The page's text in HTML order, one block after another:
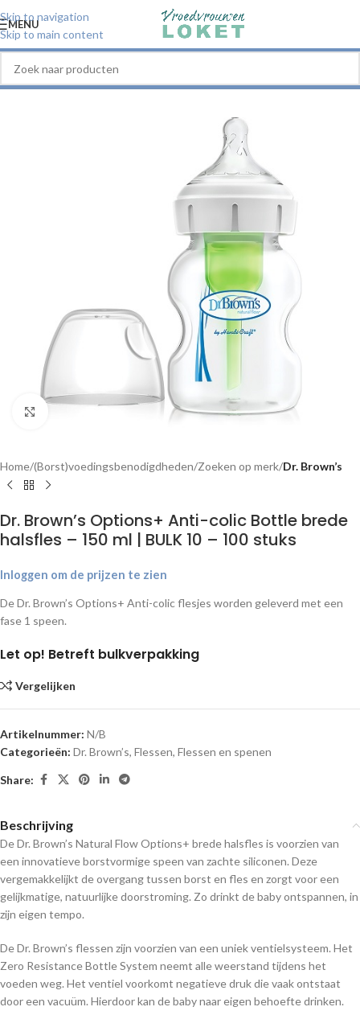
Skip to navigation
Skip to main content
MENU
Home (Borst)voedingsbenodigdheden Zoeken op merk Dr. Brown’s
Dr. Brown’s Options+ Anti-colic Bottle brede
halsfles – 150 ml | BULK 10 – 100 stuks
Inloggen om de prijzen te zien
De Dr. Brown’s Options+ Anti-colic flesjes worden geleverd met een
fase 1 speen.
Let op! Betreft bulkverpakking
Vergelijken
Artikelnummer: N/B
Categorieën: Dr. Brown’s, Flessen, Flessen en spenen
Share:
Beschrijving
De Dr. Brown’s Natural Flow Options+ brede halsfles is voorzien van
een innovatieve borstvormige speen van zachte siliconen. Deze
vergemakkelijkt de overgang tussen borst en fles en zorgt voor een
gelijkmatige, natuurlijke doorstroming. Zo drinkt de baby ontspannen, in
zijn eigen tempo.
De Dr. Brown’s flessen zijn voorzien van een uniek ventielsysteem. Het
Zero Resistance Bottle System neemt alle weerstand tijdens het
voeden weg. Het ventiel voorkomt negatieve druk die vaak ontstaat
door een vacuüm. Hierdoor kan de baby naar eigen behoefte drinken.